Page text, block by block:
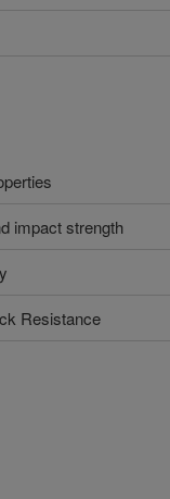
impact strength
Resistance